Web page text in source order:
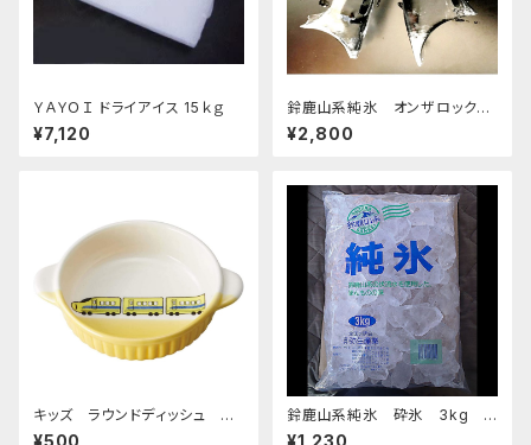
ＹＡＹＯＩ ドライアイス 15ｋｇ
¥7,120
鈴鹿山系純氷 オンザロック
原料 1.5kg 9袋
¥2,800
キッズ ラウンドディッシュ 超
特急イエロー
¥500
鈴鹿山系純氷 砕氷 3kg
おすすめ
¥1,230